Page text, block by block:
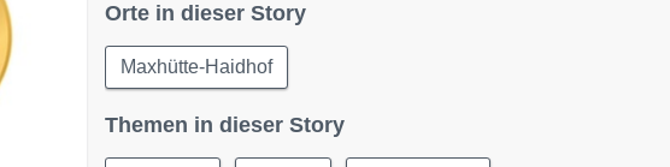
Orte in dieser Story
Maxhütte-Haidhof
Themen in dieser Story